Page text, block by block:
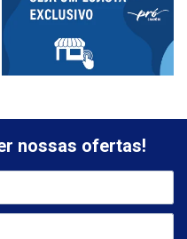
nossas ofertas!